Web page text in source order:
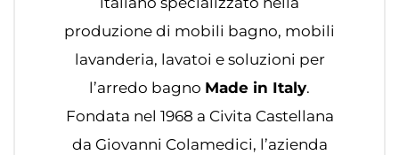
produzione di mobili bagno, mobili
lavanderia, lavatoi e soluzioni per
l’arredo bagno Made in Italy.
Fondata nel 1968 a Civita Castellana
da Giovanni Colamedici, l’azienda